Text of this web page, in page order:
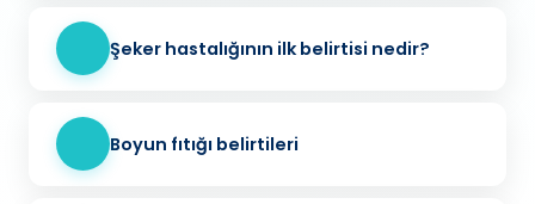
Şeker hastalığının ilk belirtisi nedir?
Boyun fıtığı belirtileri